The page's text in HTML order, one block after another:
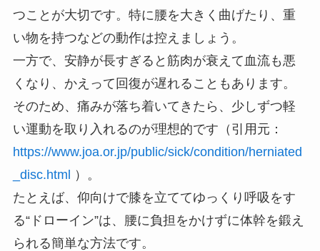
つことが大切です。特に腰を大きく曲げたり、重
い物を持つなどの動作は控えましょう。
一方で、安静が長すぎると筋肉が衰えて血流も悪
くなり、かえって回復が遅れることもあります。
そのため、痛みが落ち着いてきたら、少しずつ軽
い運動を取り入れるのが理想的です（引用元：
https://www.joa.or.jp/public/sick/condition/herniated
_disc.html ）。
たとえば、仰向けで膝を立ててゆっくり呼吸をす
る“ドローイン”は、腰に負担をかけずに体幹を鍛え
られる簡単な方法です。